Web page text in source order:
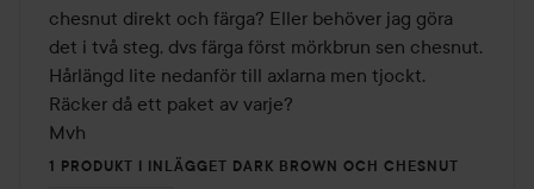
chesnut direkt och färga? Eller behöver jag göra
det i två steg, dvs färga först mörkbrun sen chesnut.
Hårlängd lite nedanför till axlarna men tjockt.
Räcker då ett paket av varje?
Mvh
1 PRODUKT I INLÄGGET DARK BROWN OCH CHESNUT